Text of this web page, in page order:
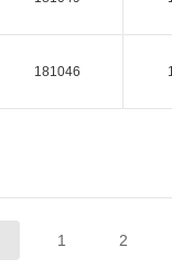
181046
1 2